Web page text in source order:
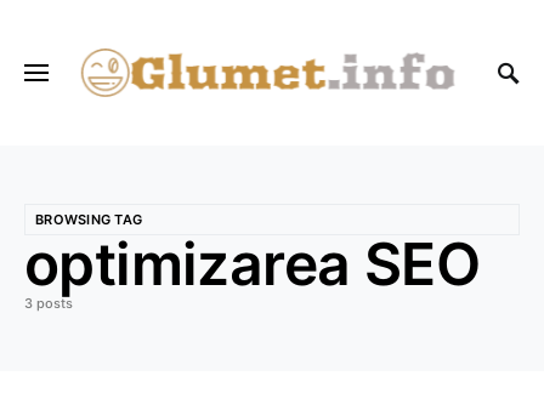
BROWSING TAG
optimizarea SEO
3 posts